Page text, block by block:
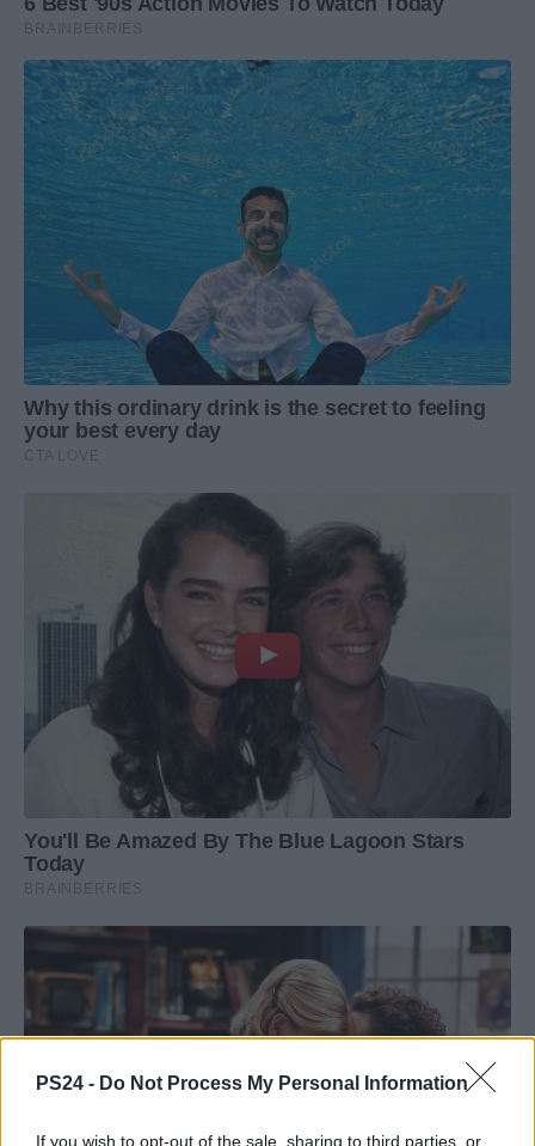
PS24 - Do Not Process My Personal Information
If you wish to opt-out of the sale, sharing to third parties, or